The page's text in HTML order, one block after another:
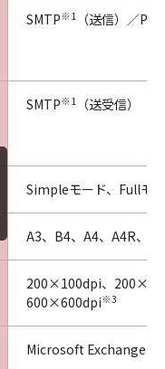
SMTP※1 （送信）／
SMTP※1 （送受信）
Simpleモード、Fullモ
A3、B4、A4、A4R、
200×100dpi、
600×600dpi※3
Microsoft Exchange